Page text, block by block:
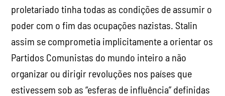
proletariado tinha todas as condições de assumir o
poder com o fim das ocupações nazistas. Stalin
assim se comprometia implicitamente a orientar os
Partidos Comunistas do mundo inteiro a não
organizar ou dirigir revoluções nos países que
estivessem sob as “esferas de influência” definidas